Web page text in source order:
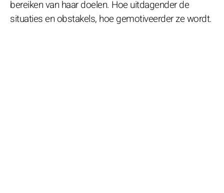
bereiken van haar doelen. Hoe uitdagender de
situaties en obstakels, hoe gemotiveerder ze wordt.